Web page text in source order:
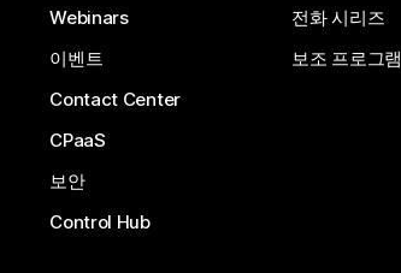
Webinars
이벤트
Contact Center
CPaaS
보안
Control Hub
전화 시리즈
보조 프로그램